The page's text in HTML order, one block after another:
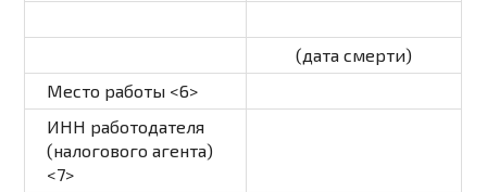
(дата смерти)
Место работы <6>
ИНН работодателя
(налогового агента)
<7>